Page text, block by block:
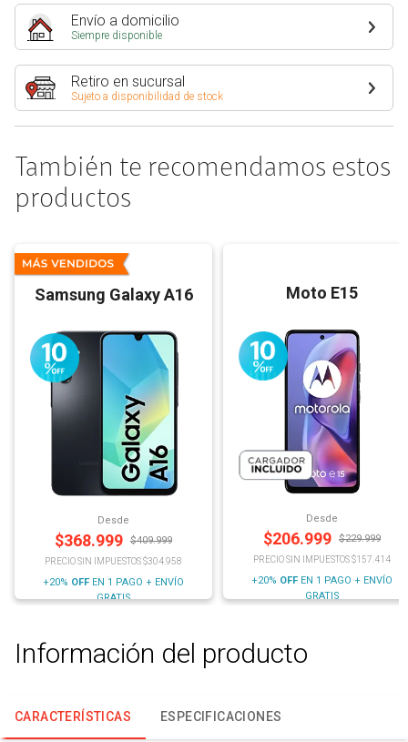
Envío a domicilio
Siempre disponible
Retiro en sucursal
Sujeto a disponibilidad de stock
También te recomendamos estos
productos
Samsung Galaxy A16
Desde
$368.999 $409.999
PRECIO SIN IMPUESTOS $304.958
+20% OFF EN 1 PAGO + ENVÍO
GRATIS
Moto E15
Desde
$206.999 $229.999
PRECIO SIN IMPUESTOS $157.414
+20% OFF EN 1 PAGO + ENVÍO
GRATIS
Información del producto
CARACTERÍSTICAS ESPECIFICACIONES